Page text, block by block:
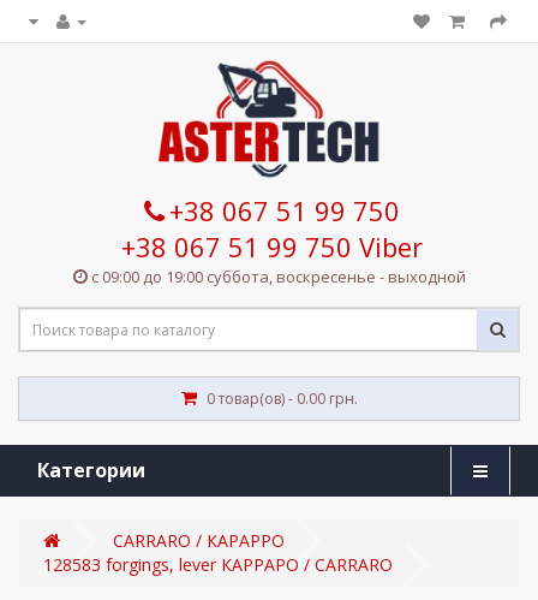
+38 067 51 99 750
+38 067 51 99 750 Viber
с 09:00 до 19:00 суббота, воскресенье - выходной
0 товар(ов) - 0.00 грн.
Категории
CARRARO / КАРАРРО
128583 forgings, lever КАРРАРО / CARRARO